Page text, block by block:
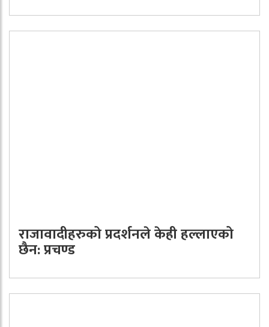
राजावादीहरुको प्रदर्शनले केही हल्लाएको
छैन: प्रचण्ड